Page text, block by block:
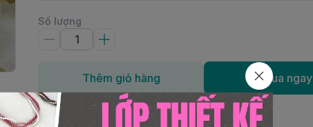
Số lượng
Thêm giỏ hàng Mua ngay